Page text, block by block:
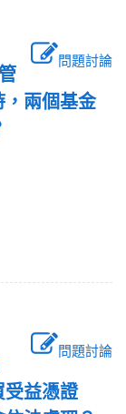
問題討論
兩個基金
問題討論
受益憑證